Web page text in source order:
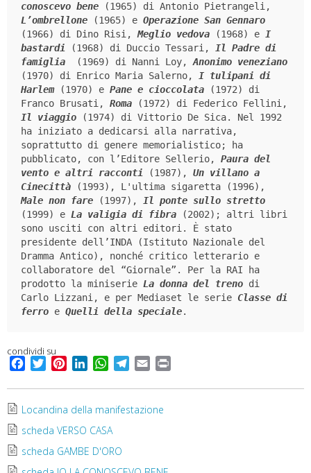
conoscevo bene
L’ombrellone
(1965) e Operazione San Gennaro
(1966) di Dino Risi, Meglio vedova (1968) e I
bastardi (1968) di Duccio Tessari, Il Padre di
famiglia
(1969) di Nanni Loy, Anonimo veneziano
(1970) di Enrico Maria Salerno, I tulipani di
Harlem (1970) e Pane e cioccolata (1972) di
Franco Brusati, Roma
Il viaggio
(1974) di Vittorio De Sica. Nel 1992
ha iniziato a dedicarsi alla narrativa,
soprattutto di genere memorialistico; ha
pubblicato, con l’Editore Sellerio, Paura del
vento e altri racconti (1987), Un villano a
Cinecittà
Male non fare (1997), Il ponte sullo stretto
(1999) e La valigia di fibra (2002); altri libri
sono usciti con altri editori. È stato
presidente dell’INDA (Istituto Nazionale del
Dramma Antico), nonché critico letterario e
collaboratore del “Giornale”. Per la RAI ha
prodotto la miniserie La donna del treno di
Carlo Lizzani, e per Mediaset le serie Classe di
ferro e Quelli della speciale.
condividi su
c
e
o
i
t
t
r
n
t
e
e
n
k
e
I
W
a
t
s
p
l
e
a
i
i
Locandina della manifestazione
scheda VERSO CASA
scheda GAMBE D'ORO